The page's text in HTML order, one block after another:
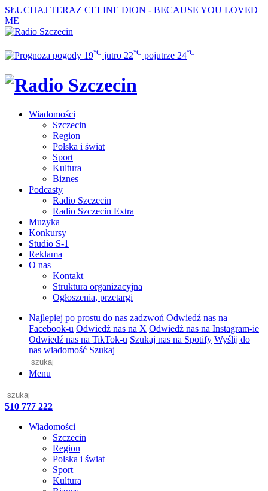
SŁUCHAJ TERAZ CELINE DION - BECAUSE YOU LOVED
ME
19°C jutro 22°C pojutrze 24°C
Wiadomości
Szczecin
Region
Polska i świat
Sport
Kultura
Biznes
Podcasty
Radio Szczecin
Radio Szczecin Extra
Muzyka
Konkursy
Studio S-1
Reklama
O nas
Kontakt
Struktura organizacyjna
Ogłoszenia, przetargi
Najlepiej po prostu do nas zadzwoń Odwiedź nas na
Facebook-u Odwiedź nas na X Odwiedź nas na Instagram-ie
Odwiedź nas na TikTok-u Szukaj nas na Spotify Wyślij do
nas wiadomość Szukaj
Menu
510 777 222
Wiadomości
Szczecin
Region
Polska i świat
Sport
Kultura